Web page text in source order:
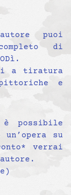
puoi
di
a tiratura
e
possibile
su
verrai